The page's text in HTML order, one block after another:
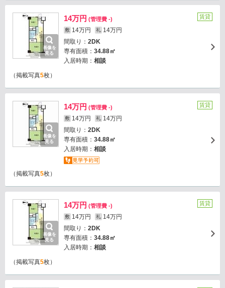
画像を
見る
14万円 (管理費 -)
敷 14万円 礼 14万円
間取り： 2DK
専有面積： 34.88㎡
入居時期： 相談
賃貸
（掲載写真5枚）
画像を
見る
14万円 (管理費 -)
敷 14万円 礼 14万円
間取り： 2DK
専有面積： 34.88㎡
入居時期： 相談
賃貸
（掲載写真5枚）
画像を
見る
14万円 (管理費 -)
敷 14万円 礼 14万円
間取り： 2DK
専有面積： 34.88㎡
入居時期： 相談
賃貸
（掲載写真5枚）